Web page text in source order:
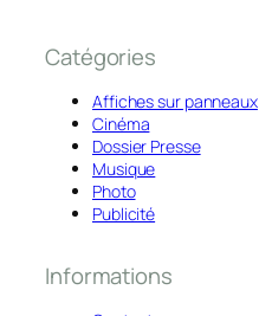
Catégories
Affiches sur panneaux
Cinéma
Dossier Presse
Musique
Photo
Publicité
Informations